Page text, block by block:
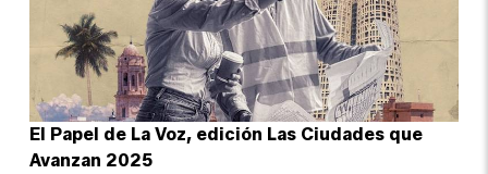
El Papel de La Voz, edición Las Ciudades que
Avanzan 2025